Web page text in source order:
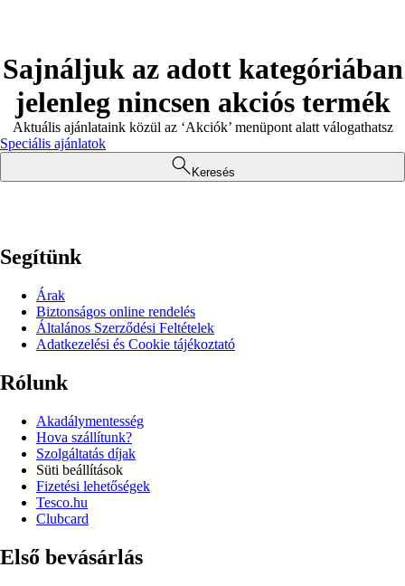
Sajnáljuk az adott kategóriában
jelenleg nincsen akciós termék
Aktuális ajánlataink közül az ‘Akciók’ menüpont alatt válogathatsz
Speciális ajánlatok
Keresés
Segítünk
Árak
Biztonságos online rendelés
Általános Szerződési Feltételek
Adatkezelési és Cookie tájékoztató
Rólunk
Akadálymentesség
Hova szállítunk?
Szolgáltatás díjak
Süti beállítások
Fizetési lehetőségek
Tesco.hu
Clubcard
Első bevásárlás